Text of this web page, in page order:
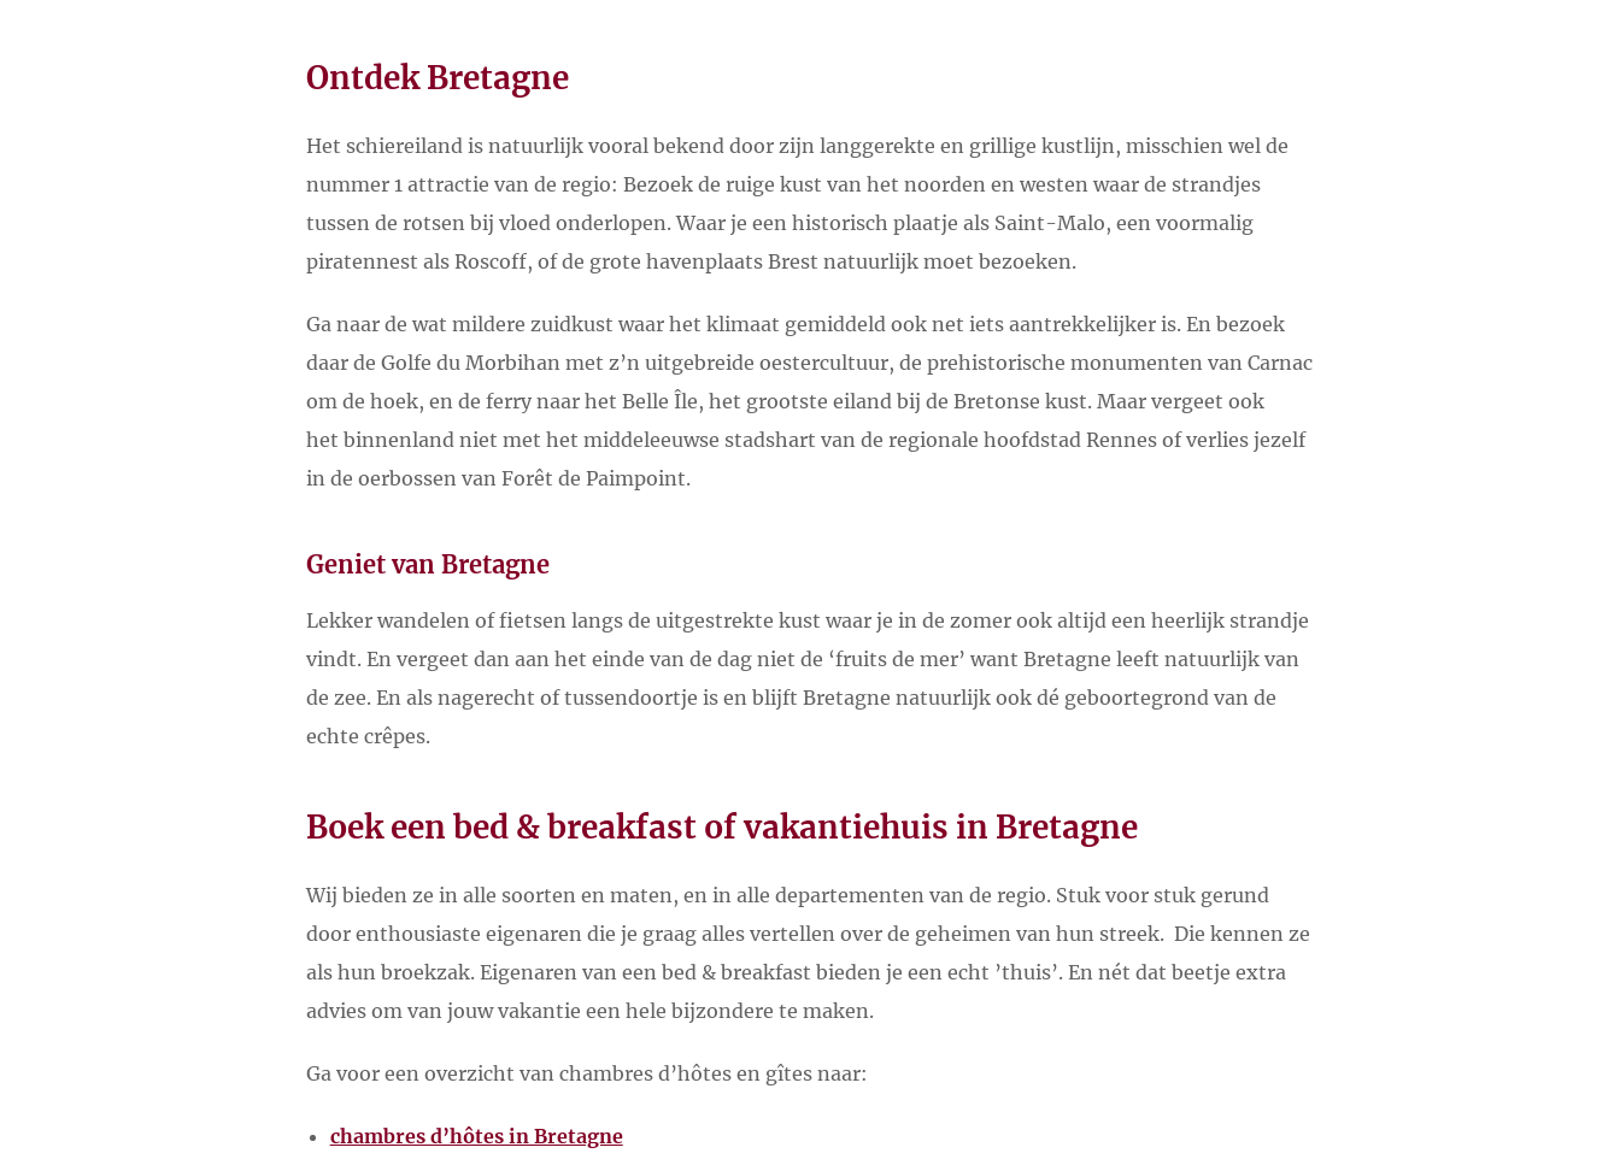
Ontdek Bretagne
Het schiereiland is natuurlijk vooral bekend door zijn langgerekte en grillige kustlijn, misschien wel de
nummer 1 attractie van de regio: Bezoek de ruige kust van het noorden en westen waar de strandjes
tussen de rotsen bij vloed onderlopen. Waar je een historisch plaatje als Saint-Malo, een voormalig
piratennest als Roscoff, of de grote havenplaats Brest natuurlijk moet bezoeken.
Ga naar de wat mildere zuidkust waar het klimaat gemiddeld ook net iets aantrekkelijker is. En bezoek
daar de Golfe du Morbihan met z’n uitgebreide oestercultuur, de prehistorische monumenten van Carnac
om de hoek, en de ferry naar het Belle Île, het grootste eiland bij de Bretonse kust. Maar vergeet ook
het binnenland niet met het middeleeuwse stadshart van de regionale hoofdstad Rennes of verlies jezelf
in de oerbossen van Forêt de Paimpoint.
Geniet van Bretagne
Lekker wandelen of fietsen langs de uitgestrekte kust waar je in de zomer ook altijd een heerlijk strandje
vindt. En vergeet dan aan het einde van de dag niet de ‘fruits de mer’ want Bretagne leeft natuurlijk van
de zee. En als nagerecht of tussendoortje is en blijft Bretagne natuurlijk ook dé geboortegrond van de
echte crêpes.
Boek een bed & breakfast of vakantiehuis in Bretagne
Wij bieden ze in alle soorten en maten, en in alle departementen van de regio. Stuk voor stuk gerund
door enthousiaste eigenaren die je graag alles vertellen over de geheimen van hun streek. Die kennen ze
als hun broekzak. Eigenaren van een bed & breakfast bieden je een echt ’thuis’. En nét dat beetje extra
advies om van jouw vakantie een hele bijzondere te maken.
Ga voor een overzicht van chambres d’hôtes en gîtes naar:
chambres d’hôtes in Bretagne